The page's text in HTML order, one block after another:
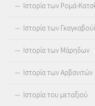
Ιστορία των Ρομά-
Ιστορία των
Ιστορία των Μάρηδων
Ιστορία των Αρβανιτών
Ιστορία του μεταξιού